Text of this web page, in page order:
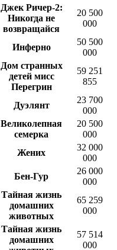
Джек Ричер-2:
Никогда не
возвращайся
20 500
000
Инферно
50 500
000
Дом странных
детей мисс
Перегрин
59 251
855
Дуэлянт
23 700
000
Великолепная
семерка
20 500
000
Жених
32 000
000
Бен-Гур
26 000
000
Тайная жизнь
домашних
животных
65 259
000
Тайная жизнь
домашних
57 514
000